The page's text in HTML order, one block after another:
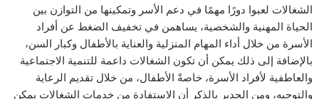
الشغالات لعبوا دورًا مهمًا في دعم الأسر وتمكينها من التوازن بين
الحياة المهنية والشخصية، يساهمن في تخفيف الضغط عن أفراد
الأسرة من خلال أداء المهام المنزلية والعناية بالأطفال وكبار السن،
بالإضافة إلى ذلك يمكن أن تكون الشغالات داعمة للتنمية الاجتماعية
والعاطفية لأفراد الأسرة، خاصةً الأطفال، من خلال تقديم الرعاية
والتوجيه، ومن الجدير بالذكر أن الاستفادة من خدمات الشغالات يمكن